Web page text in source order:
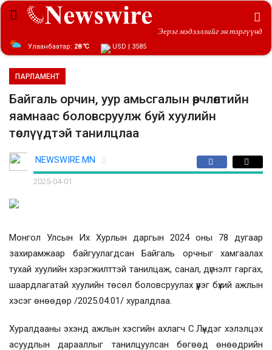
Эерэг мэдээллийг эн тэргүүнд
Улаанбаатар: 28 ℃ USD | 3585
ПАРЛАМЕНТ
Байгаль орчин, уур амьсгалын өөрчлөлтийн
яамнаас боловсруулж буй хуулийн
төслүүдтэй танилцлаа
NEWSWIRE.MN
2025-04-01
Монгол Улсын Их Хурлын даргын 2024 оны 78 дугаар
захирамжаар байгуулагдсан Байгаль орчныг хамгаалах
тухай хуулийн хэрэгжилттэй танилцаж, санал, дүгнэлт гаргах,
шаардлагатай хуулийн төсөл боловсруулах үүрэг бүхий ажлын
хэсэг өнөөдөр /2025.04.01/ хуралдлаа.
Хуралдааны эхэнд ажлын хэсгийн ахлагч С.Лүндэг хэлэлцэх
асуудлын дарааллыг танилцуулсан бөгөөд өнөөдрийн